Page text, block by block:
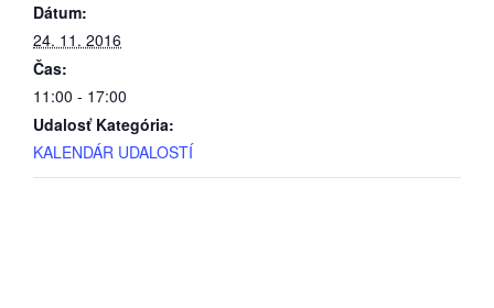
Dátum:
24. 11. 2016
Čas:
11:00 - 17:00
Udalosť Kategória:
KALENDÁR UDALOSTÍ